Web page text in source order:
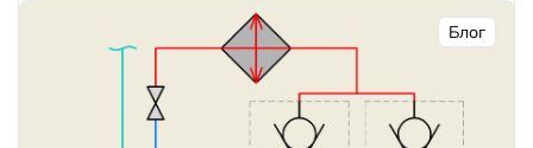
Блог